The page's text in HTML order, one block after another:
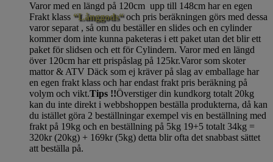
Varor med en längd på 120cm upp till 148cm har en egen
Frakt klass “Långgods“och pris beräkningen görs med dessa
varor separat , så om du beställer en slides och en cylinder
kommer dom inte kunna paketeras i ett paket utan det blir ett
paket för slidsen och ett för Cylindern. Varor med en längd
över 120cm har ett prispåslag på 125kr.Varor som skoter
mattor & ATV Däck som ej kräver på slag av emballage har
en egen frakt klass och har endast frakt pris beräkning på
volym och vikt.Tips !!Överstiger din kundkorg totalt 20kg
kan du inte direkt i webbshoppen beställa produkterna, då kan
du istället göra 2 beställningar exempel vis en beställning med
frakt på 19kg och en beställning på 5kg 19+5 totalt 34kg =
320kr (20kg) + 169kr (5kg) detta blir ofta det snabbast sättet
att beställa på.